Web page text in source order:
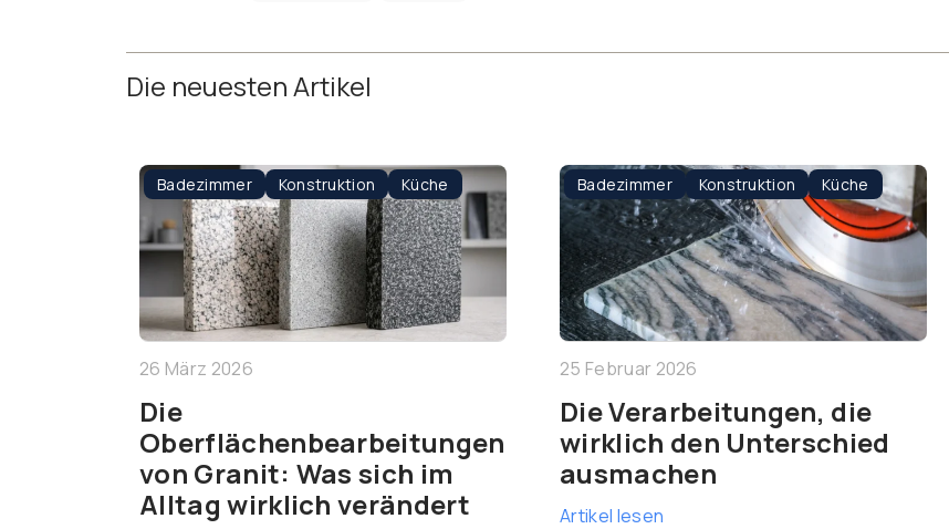
Die neuesten Artikel
Badezimmer Konstruktion Küche
26 März 2026
Die
Oberflächenbearbeitungen
von Granit: Was sich im
Alltag wirklich verändert
Badezimmer Konstruktion Küche
25 Februar 2026
Die Verarbeitungen, die
wirklich den Unterschied
ausmachen
Artikel lesen